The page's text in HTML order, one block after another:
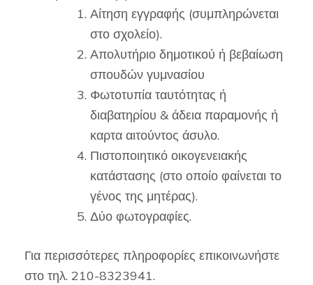
Αίτηση εγγραφής (συμπληρώνεται
στο σχολείο).
Απολυτήριο δημοτικού ή βεβαίωση
σπουδών γυμνασίου
Φωτοτυπία ταυτότητας ή
διαβατηρίου & άδεια παραμονής ή
καρτα αιτούντος άσυλο.
Πιστοποιητικό οικογενειακής
κατάστασης (στο οποίο φαίνεται το
γένος της μητέρας).
Δύο φωτογραφίες.
Για περισσότερες πληροφορίες επικοινωνήστε
στο τηλ. 210-8323941.